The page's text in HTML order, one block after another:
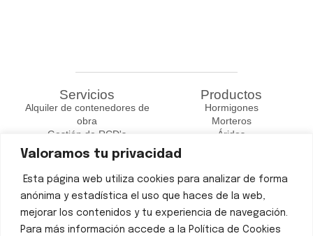
Valoramos tu privacidad
Esta página web utiliza cookies para analizar de forma
anónima y estadística el uso que haces de la web,
mejorar los contenidos y tu experiencia de navegación.
Para más información accede a la Política de Cookies
Servicios
Alquiler de contenedores de
obra
Gestión de RCD's
Transporte y Distribución
Productos
Hormigones
Morteros
Áridos
Contacto
Teléfono: 965 97 92 77
Mail: delvalle@arenasdelvalle.com
Pda. el pla, 03410 Biar, Alicante
N-344, KM 106, 02660 Caudete, Albacete